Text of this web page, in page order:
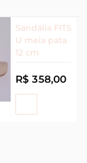
Sandália FITS
U meia pata
12 cm
R$ 358,00